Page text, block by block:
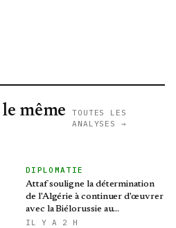
même
TOUTES LES
ANALYSES →
DIPLOMATIE
Attaf souligne la détermination
de l'Algérie à continuer d'œuvrer
avec la Biélorussie au
renforcement des relations
IL Y A 2 H